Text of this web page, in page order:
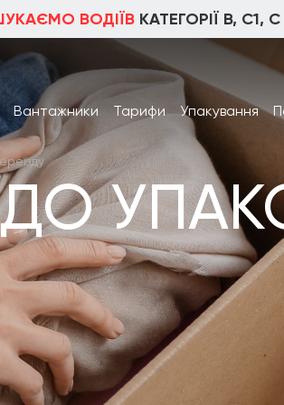
ВОДІЇВ КАТЕГОРІЇ В, С1,
Вантажники Тарифи Упакування